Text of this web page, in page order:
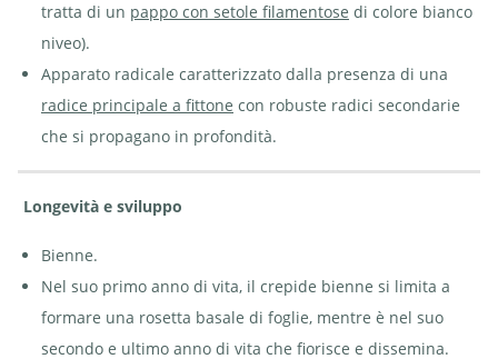
tratta di un pappo con setole filamentose di colore bianco
niveo).
Apparato radicale caratterizzato dalla presenza di una
radice principale a fittone con robuste radici secondarie
che si propagano in profondità.
Longevità e sviluppo
Bienne.
Nel suo primo anno di vita, il crepide bienne si limita a
formare una rosetta basale di foglie, mentre è nel suo
secondo e ultimo anno di vita che fiorisce e dissemina.